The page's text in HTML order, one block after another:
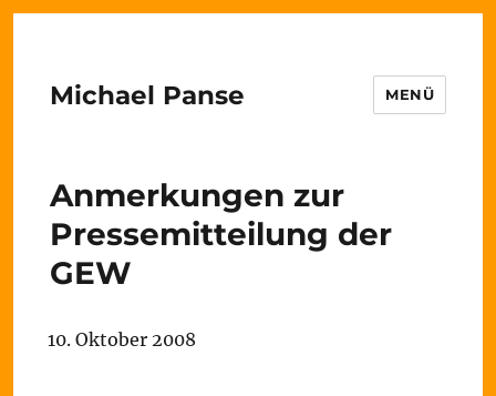
Michael Panse MENÜ
Anmerkungen zur
Pressemitteilung der
GEW
10. Oktober 2008